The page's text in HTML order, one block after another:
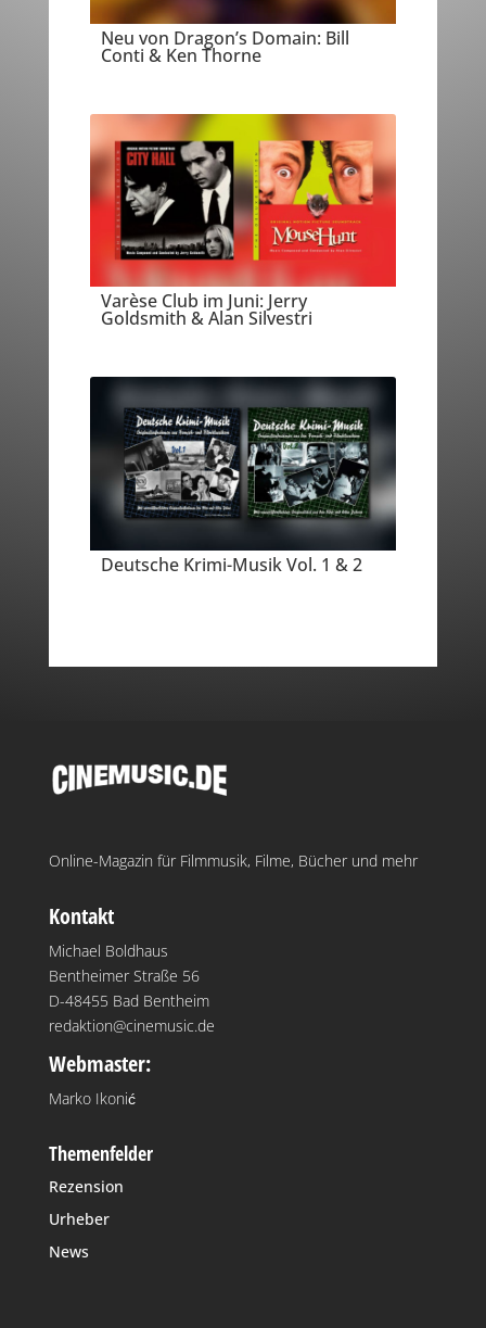
Neu von Dragon’s Domain: Bill
Conti & Ken Thorne
Varèse Club im Juni: Jerry
Goldsmith & Alan Silvestri
Deutsche Krimi-Musik Vol. 1 & 2
Online-Magazin für Filmmusik, Filme, Bücher und mehr
Kontakt
Michael Boldhaus
Bentheimer Straße 56
D-48455 Bad Bentheim
redaktion@cinemusic.de
Webmaster:
Marko Ikonić
Themenfelder
Rezension
Urheber
News